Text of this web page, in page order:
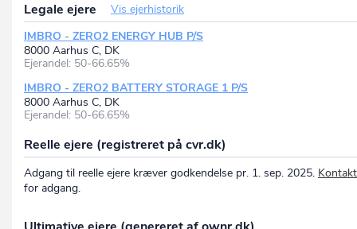
Legale ejere
Vis ejerhistorik
IMBRO - ZERO2 ENERGY HUB P/S
8000 Aarhus C, DK
Ejerandel: 50-66.65%
IMBRO - ZERO2 BATTERY STORAGE 1 P/S
8000 Aarhus C, DK
Ejerandel: 50-66.65%
Reelle ejere (registreret på cvr.dk)
Adgang til reelle ejere kræver godkendelse pr. 1. sep. 2025.
for adgang.